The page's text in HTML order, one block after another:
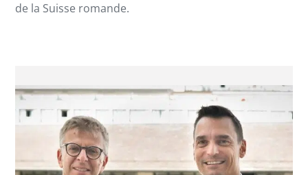
de la Suisse romande.